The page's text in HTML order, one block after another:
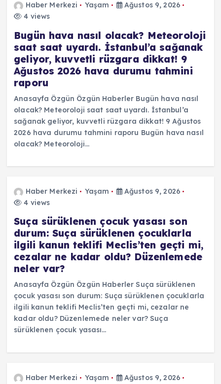
Haber Merkezi Yaşam
Ağustos 9, 2026
4 views
Bugün hava nasıl olacak? Meteoroloji
saat saat uyardı. İstanbul’a sağanak
geliyor, kuvvetli rüzgara dikkat! 9
Ağustos 2026 hava durumu tahmini
raporu
Anasayfa Özgün Özgün Haberler Bugün hava nasıl
olacak? Meteoroloji saat saat uyardı. İstanbul’a
sağanak geliyor, kuvvetli rüzgara dikkat! 9 Ağustos
2026 hava durumu tahmini raporu Bugün hava nasıl
olacak? Meteoroloji…
Haber Merkezi Yaşam
Ağustos 9, 2026
4 views
Suça sürüklenen çocuk yasası son
durum: Suça sürüklenen çocuklarla
ilgili kanun teklifi Meclis’ten geçti mi,
cezalar ne kadar oldu? Düzenlemede
neler var?
Anasayfa Özgün Özgün Haberler Suça sürüklenen
çocuk yasası son durum: Suça sürüklenen çocuklarla
ilgili kanun teklifi Meclis’ten geçti mi, cezalar ne
kadar oldu? Düzenlemede neler var? Suça
sürüklenen çocuk yasası…
Haber Merkezi Yaşam
Ağustos 9, 2026